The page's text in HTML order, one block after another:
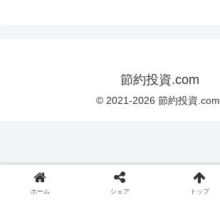
節約投資.com
© 2021-2026 節約投資.com.
ホーム シェア トップ